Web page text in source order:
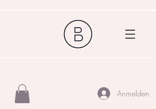
Anmelden